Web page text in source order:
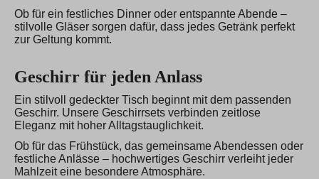
Ob für ein festliches Dinner oder entspannte Abende –
stilvolle Gläser sorgen dafür, dass jedes Getränk perfekt
zur Geltung kommt.
Geschirr für jeden Anlass
Ein stilvoll gedeckter Tisch beginnt mit dem passenden
Geschirr. Unsere Geschirrsets verbinden zeitlose
Eleganz mit hoher Alltagstauglichkeit.
Ob für das Frühstück, das gemeinsame Abendessen oder
festliche Anlässe – hochwertiges Geschirr verleiht jeder
Mahlzeit eine besondere Atmosphäre.